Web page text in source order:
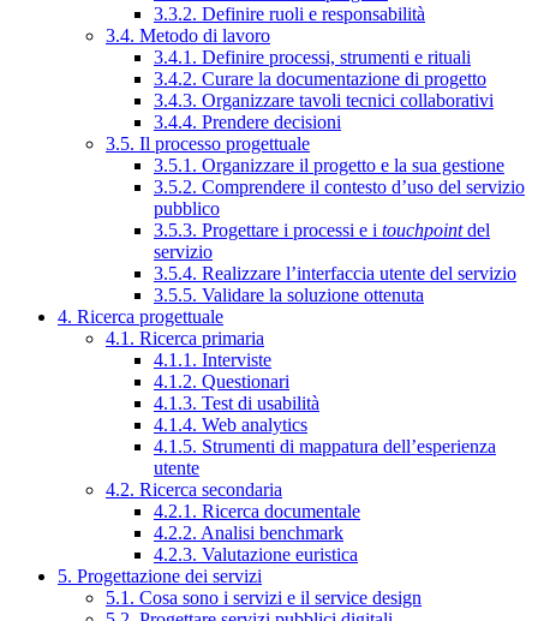
3.3.2. Definire ruoli e responsabilità
3.4. Metodo di lavoro
3.4.1. Definire processi, strumenti e rituali
3.4.2. Curare la documentazione di progetto
3.4.3. Organizzare tavoli tecnici collaborativi
3.4.4. Prendere decisioni
3.5. Il processo progettuale
3.5.1. Organizzare il progetto e la sua gestione
3.5.2. Comprendere il contesto d’uso del servizio
pubblico
3.5.3. Progettare i processi e i touchpointdel
servizio
3.5.4. Realizzare l’interfaccia utente del servizio
3.5.5. Validare la soluzione ottenuta
4. Ricerca progettuale
4.1. Ricerca primaria
4.1.1. Interviste
4.1.2. Questionari
4.1.3. Test di usabilità
4.1.4. Web analytics
4.1.5. Strumenti di mappatura dell’esperienza
utente
4.2. Ricerca secondaria
4.2.1. Ricerca documentale
4.2.2. Analisi benchmark
4.2.3. Valutazione euristica
5. Progettazione dei servizi
5.1. Cosa sono i servizi e il service design